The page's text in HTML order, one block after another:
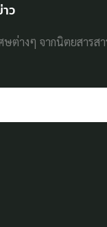
ว
ษต่างๆ จากนิตยสาร